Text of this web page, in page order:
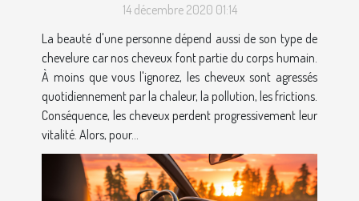
14 décembre 2020 01:14
La beauté d'une personne dépend aussi de son type de
chevelure car nos cheveux font partie du corps humain.
À moins que vous l'ignorez, les cheveux sont agressés
quotidiennement par la chaleur, la pollution, les frictions.
Conséquence, les cheveux perdent progressivement leur
vitalité. Alors, pour...